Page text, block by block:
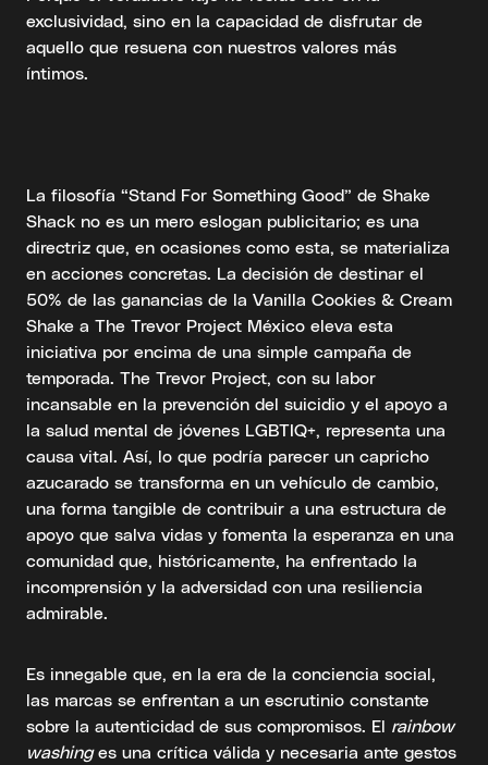
exclusividad, sino en la capacidad de disfrutar de
aquello que resuena con nuestros valores más
íntimos.
La filosofía “Stand For Something Good” de Shake
Shack no es un mero eslogan publicitario; es una
directriz que, en ocasiones como esta, se materializa
en acciones concretas. La decisión de destinar el
50% de las ganancias de la Vanilla Cookies & Cream
Shake a The Trevor Project México eleva esta
iniciativa por encima de una simple campaña de
temporada. The Trevor Project, con su labor
incansable en la prevención del suicidio y el apoyo a
la salud mental de jóvenes LGBTIQ+, representa una
causa vital. Así, lo que podría parecer un capricho
azucarado se transforma en un vehículo de cambio,
una forma tangible de contribuir a una estructura de
apoyo que salva vidas y fomenta la esperanza en una
comunidad que, históricamente, ha enfrentado la
incomprensión y la adversidad con una resiliencia
admirable.
Es innegable que, en la era de la conciencia social,
las marcas se enfrentan a un escrutinio constante
sobre la autenticidad de sus compromisos. El rainbow
washinges una crítica válida y necesaria ante gestos